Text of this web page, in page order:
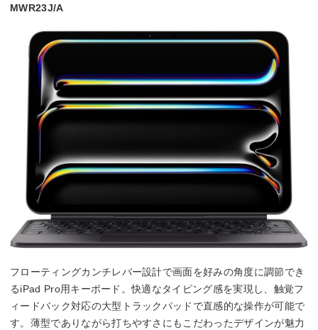
MWR23J/A
フローティングカンチレバー設計で画面を好みの角度に調節でき
るiPad Pro用キーボード。快適なタイピング感を実現し、触覚フ
ィードバック対応の大型トラックパッドで直感的な操作が可能で
す。薄型でありながら打ちやすさにもこだわったデザインが魅力